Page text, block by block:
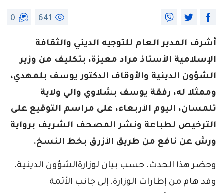
641
0
أشرف المدير العام للتوجيه الديني والثقافة
الإسلامية الأستاذ مراد معيزة، بتكليف من وزير
الشؤون الدينية والأوقاف الدكتور يوسف بلمهدي،
وممثلا له، رفقة يوسف بشلاوي والي ولاية
تلمسان، اليوم الأربعاء، على مراسم التوقيع على
الترخيص لطباعة ونشر المصحف الشريف برواية
ورش عن نافع من طريق الأزرق بخط النسخ.
وحضر هذا الحدث، حسب بيان لوزارةالشؤون الدينية،
وفد هام من إطارات الوزارة. إلى جانب الأئمة